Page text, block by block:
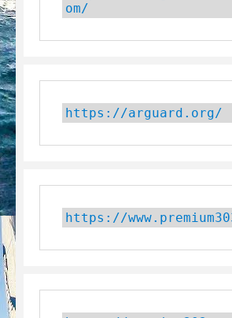
om/
https://arguard.org/
https://